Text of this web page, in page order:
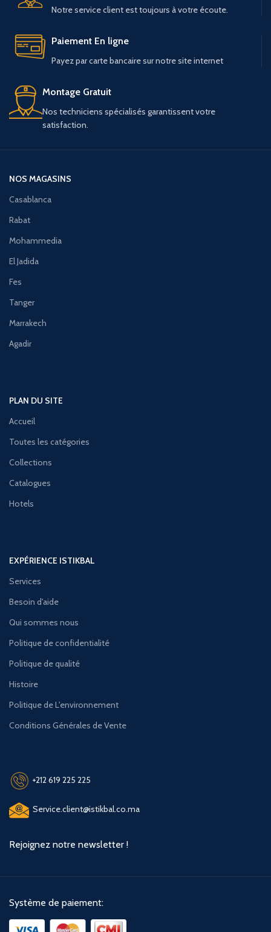
Notre service client est toujours à votre écoute.
Paiement En ligne
Payez par carte bancaire sur notre site internet
Montage Gratuit
Nos techniciens spécialisés garantissent votre
satisfaction.
NOS MAGASINS
Casablanca
Rabat
Mohammedia
El Jadida
Fes
Tanger
Marrakech
Agadir
PLAN DU SITE
Accueil
Toutes les catégories
Collections
Catalogues
Hotels
EXPÉRIENCE ISTIKBAL
Services
Besoin d'aide
Qui sommes nous
Politique de confidentialité
Politique de qualité
Histoire
Politique de L'environnement
Conditions Générales de Vente
+212 619 225 225
Service.client@istikbal.co.ma
Rejoignez notre newsletter !
Système de paiement: